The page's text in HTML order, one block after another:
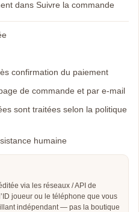
dans Suivre la commande
confirmation du paiement
de commande et par e-mail
sont traitées selon la politique
humaine
via les réseaux / API de
joueur ou le téléphone que vous
indépendant — pas la boutique